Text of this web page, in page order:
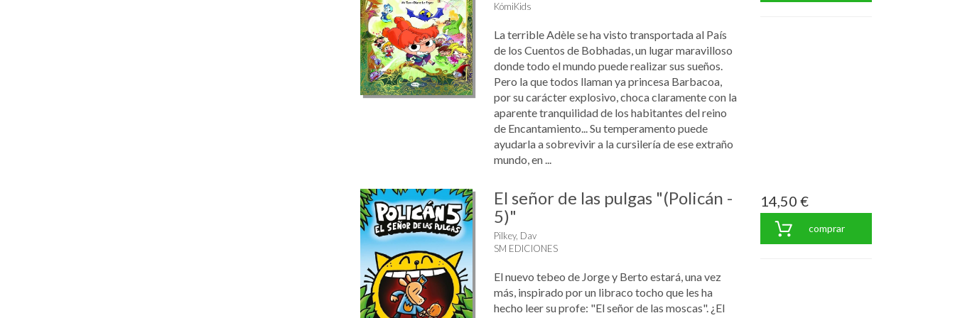
KómiKids
La terrible Adèle se ha visto transportada al País
de los Cuentos de Bobhadas, un lugar maravilloso
donde todo el mundo puede realizar sus sueños.
Pero la que todos llaman ya princesa Barbacoa,
por su carácter explosivo, choca claramente con la
aparente tranquilidad de los habitantes del reino
de Encantamiento... Su temperamento puede
ayudarla a sobrevivir a la cursilería de ese extraño
mundo, en ...
El señor de las pulgas "(Policán -
5)"
Pilkey, Dav
SM EDICIONES
El nuevo tebeo de Jorge y Berto estará, una vez
más, inspirado por un libraco tocho que les ha
hecho leer su profe: "El señor de las moscas". ¿El
14,50 €
comprar